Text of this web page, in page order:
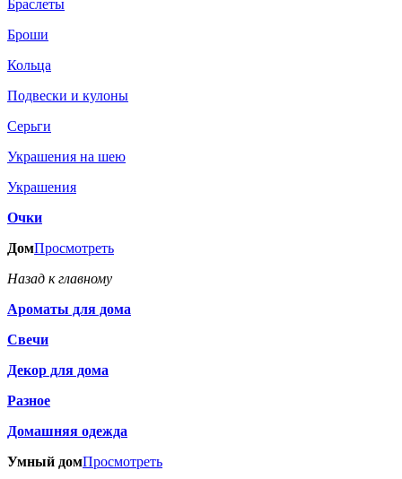
Браслеты
Броши
Кольца
Подвески и кулоны
Серьги
Украшения на шею
Украшения
Очки
ДомПросмотреть
Назад к главному
Ароматы для дома
Свечи
Декор для дома
Разное
Домашняя одежда
Умный домПросмотреть